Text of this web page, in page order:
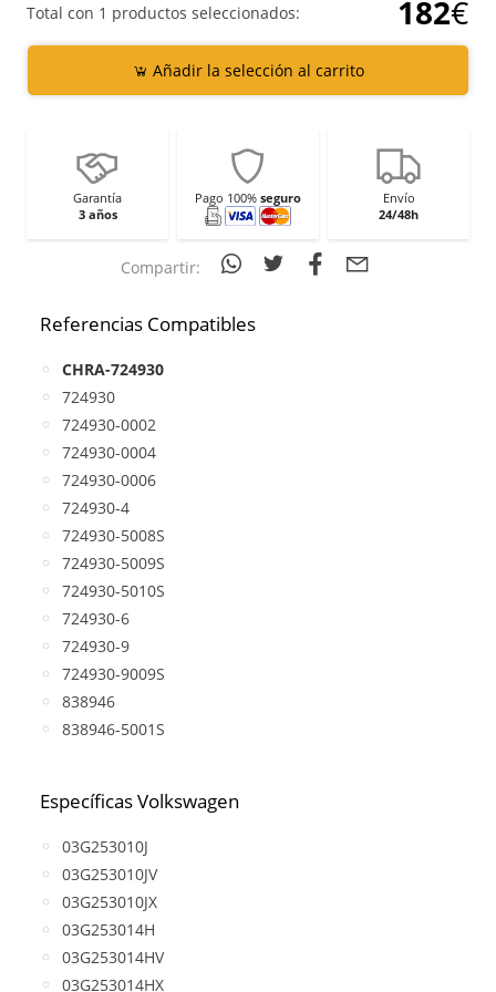
Total con 1 productos seleccionados: 182€
Añadir la selección al carrito
Garantía
3 años
Pago 100% seguro
Envío
24/48h
Compartir:
Referencias Compatibles
CHRA-724930
724930
724930-0002
724930-0004
724930-0006
724930-4
724930-5008S
724930-5009S
724930-5010S
724930-6
724930-9
724930-9009S
838946
838946-5001S
Específicas Volkswagen
03G253010J
03G253010JV
03G253010JX
03G253014H
03G253014HV
03G253014HX